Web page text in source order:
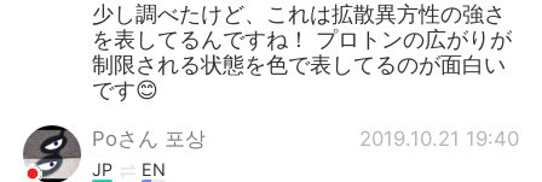
少し調べたけど、これは拡散異方性の強さ
を表してるんですね！ プロトンの広がりが
制限される状態を色で表してるのが面白い
です😊
Poさん 포상 2019.10.21 19:40
JP EN